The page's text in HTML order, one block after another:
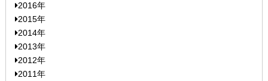
2016年
2015年
2014年
2013年
2012年
2011年